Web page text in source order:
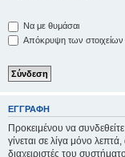
Να με θυμάσαι
Απόκρυψη των στοιχείων
ΕΓΓΡΑΦΉ
Προκειμένου να
γίνεται σε λίγα μόνο
διαχειριστές του